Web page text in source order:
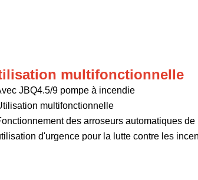
multifonctionnelle
JBQ4.5/9 pompe à incendie
multifonctionnelle
des arroseurs automatiques de
d'urgence pour la lutte contre les